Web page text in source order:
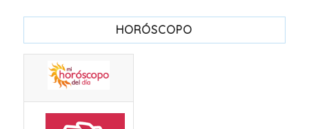
HORÓSCOPO